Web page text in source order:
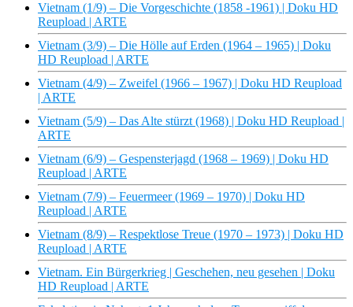
Vietnam (1/9) – Die Vorgeschichte (1858 -1961) | Doku HD
Reupload | ARTE
Vietnam (3/9) – Die Hölle auf Erden (1964 – 1965) | Doku
HD Reupload | ARTE
Vietnam (4/9) – Zweifel (1966 – 1967) | Doku HD Reupload
| ARTE
Vietnam (5/9) – Das Alte stürzt (1968) | Doku HD Reupload |
ARTE
Vietnam (6/9) – Gespensterjagd (1968 – 1969) | Doku HD
Reupload | ARTE
Vietnam (7/9) – Feuermeer (1969 – 1970) | Doku HD
Reupload | ARTE
Vietnam (8/9) – Respektlose Treue (1970 – 1973) | Doku HD
Reupload | ARTE
Vietnam. Ein Bürgerkrieg | Geschehen, neu gesehen | Doku
HD Reupload | ARTE